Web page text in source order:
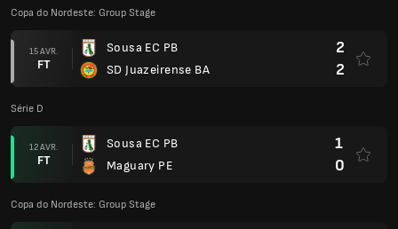
Copa do Nordeste: Group Stage
15 AVR.
FT
Sousa EC PB
SD Juazeirense BA
2
2
Série D
12 AVR.
FT
Sousa EC PB
Maguary PE
1
0
Copa do Nordeste: Group Stage